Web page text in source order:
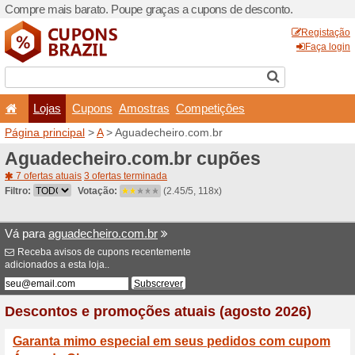
Compre mais barato.
Lojas Cupons
Página principal>A>